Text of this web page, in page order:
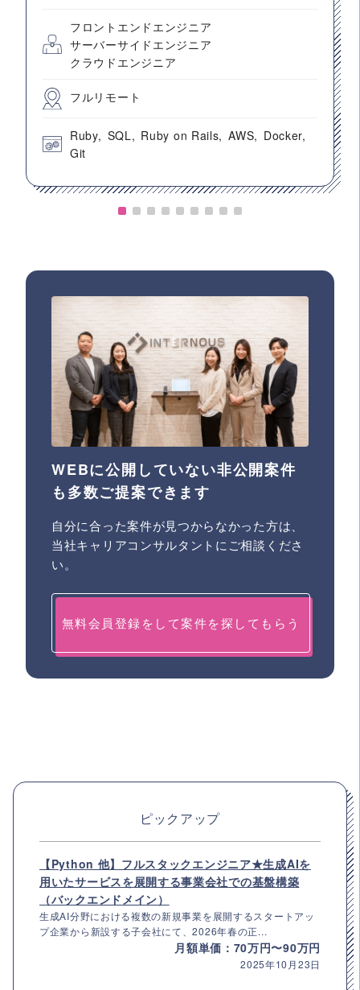
フロントエンドエンジニア
サーバーサイドエンジニア
クラウドエンジニア
フルリモート
Ruby SQL Ruby on Rails AWS
Docker
Git
WEBに公開していない非公開案件
も多数ご提案できます
自分に合った案件が見つからなかった方は、
当社キャリアコンサルタントにご相談くださ
い。
無料会員登録をして案件を探してもらう
ピックアップ
【Python 他】フルスタックエンジニア★生成AIを
用いたサービスを展開する事業会社での基盤構築
（バックエンドメイン）
生成AI分野における複数の新規事業を展開するスタートアッ
プ企業から新設する子会社にて、2026年春の正...
月額単価：70万円〜90万円
2025年10月23日